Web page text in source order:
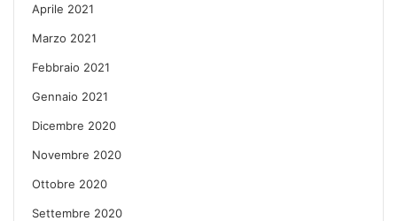
Aprile 2021
Marzo 2021
Febbraio 2021
Gennaio 2021
Dicembre 2020
Novembre 2020
Ottobre 2020
Settembre 2020